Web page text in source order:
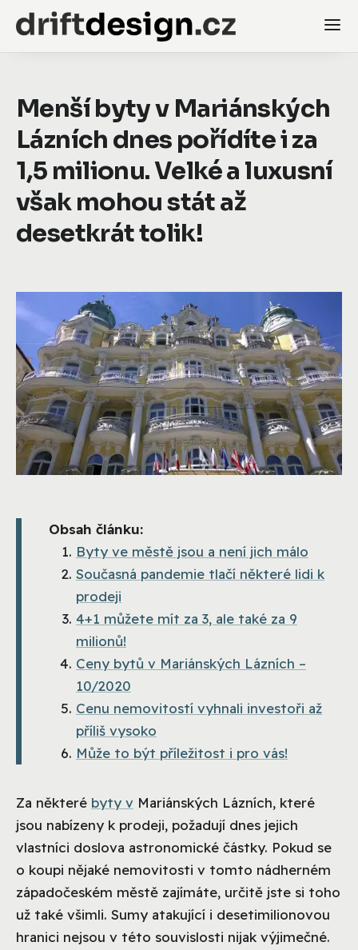
Menší byty v Mariánských
Lázních dnes pořídíte i za
1,5 milionu. Velké a luxusní
však mohou stát až
desetkrát tolik!
Obsah článku:
Byty ve městě jsou a není jich málo
Současná pandemie tlačí některé lidi k
prodeji
4+1 můžete mít za 3, ale také za 9
milionů!
Ceny bytů v Mariánských Lázních –
10/2020
Cenu nemovitostí vyhnali investoři až
příliš vysoko
Může to být příležitost i pro vás!
Za některé byty v Mariánských Lázních, které
jsou nabízeny k prodeji, požadují dnes jejich
vlastníci doslova astronomické částky. Pokud se
o koupi nějaké nemovitosti v tomto nádherném
západočeském městě zajímáte, určitě jste si toho
už také všimli. Sumy atakující i desetimilionovou
hranici nejsou v této souvislosti nijak výjimečné.